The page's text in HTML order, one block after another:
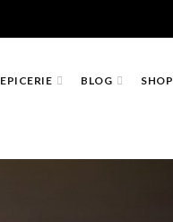
EPICERIE BLOG SHOP